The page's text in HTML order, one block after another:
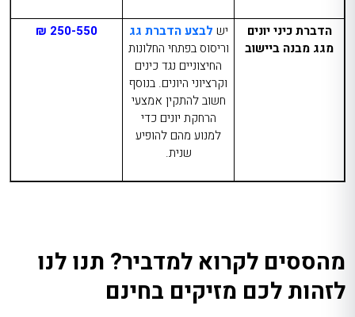
הדברת כיני יונים
מגג מבנה ביישוב
יש לבצע הדברת גג
וריסוס בפתחי החלונות
החיצוניים נגד כינים
וקרציוני היונים. בנוסף
חשוב להתקין אמצעי
הרחקת יונים כדי
למנוע מהם להופיע
שנית.
250-550 ₪
מהססים לקרוא למדביר? תנו לנו
לזהות לכם מזיקים בחינם